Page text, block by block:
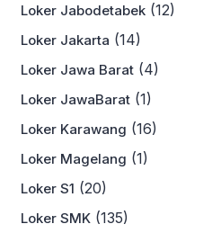
Loker Jabodetabek (12)
Loker Jakarta (14)
Loker Jawa Barat (4)
Loker JawaBarat (1)
Loker Karawang (16)
Loker Magelang (1)
Loker S1 (20)
Loker SMK (135)